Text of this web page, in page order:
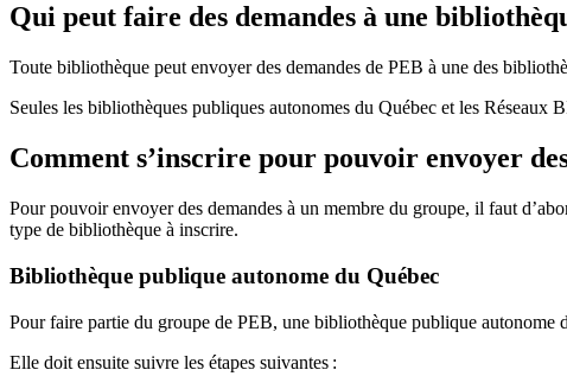
Qui peut faire des demandes à une
Toute bibliothèque peut envoyer des demandes de PEB à une des
Seules les bibliothèques publiques autonomes du Québec et les
Comment s’inscrire pour pouvoir envoyer
Pour pouvoir envoyer des demandes à un membre du groupe, il faut
type de bibliothèque à inscrire.
Bibliothèque publique autonome du Québec
Pour faire partie du groupe de PEB, une bibliothèque publique autonome
Elle doit ensuite suivre les étapes suivantes :